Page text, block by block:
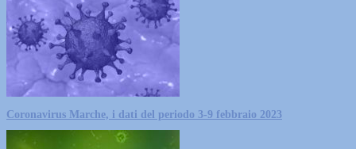
Coronavirus Marche, i dati del periodo 3-9 febbraio 2023